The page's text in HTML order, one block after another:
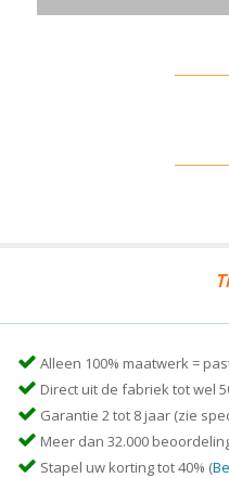
Alleen 100% maatwerk =
Direct uit de fabriek tot wel
Garantie 2 tot 8 jaar (zie
Meer dan 32.000
Stapel uw korting tot 40% (